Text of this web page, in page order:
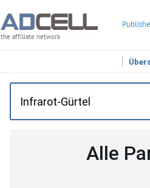
the affiliate network
Alle